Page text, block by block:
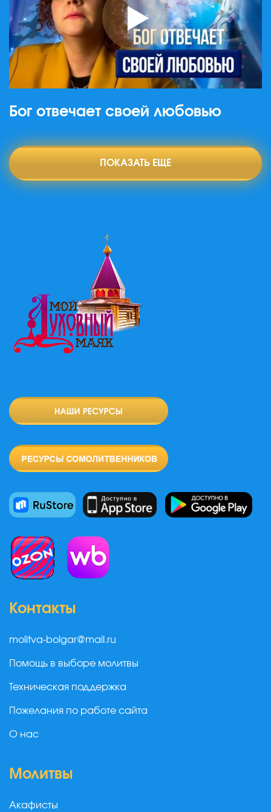
Бог отвечает своей любовью
ПОКАЗАТЬ ЕЩЕ
Контакты
molitva-bolgar@mail.ru
Помощь в выборе молитвы
Техническая поддержка
Пожелания по работе сайта
О нас
Молитвы
Акафисты